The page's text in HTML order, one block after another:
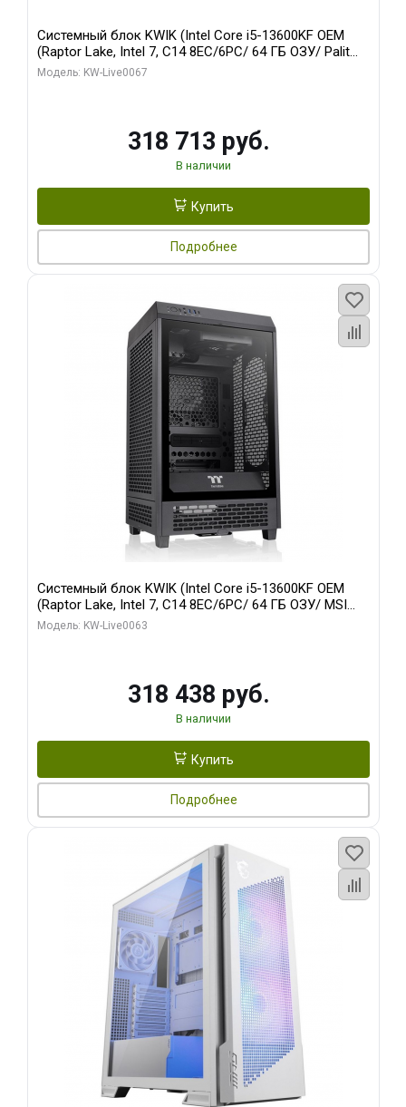
Системный блок KWIK (Intel Core i5-13600KF OEM
(Raptor Lake, Intel 7, C14 8EC/6PC/ 64 ГБ ОЗУ/ Palit
RTX5080 GAMINGPRO OC 16GB GDDR7 256bit 3xDP
Модель: KW-Live0067
318 713 руб.
В наличии
Купить
Подробнее
Системный блок KWIK (Intel Core i5-13600KF OEM
(Raptor Lake, Intel 7, C14 8EC/6PC/ 64 ГБ ОЗУ/ MSI
RTX5080 VENTUS 3X OC 16GB GDDR7 256bit 3xDP
Модель: KW-Live0063
318 438 руб.
В наличии
Купить
Подробнее